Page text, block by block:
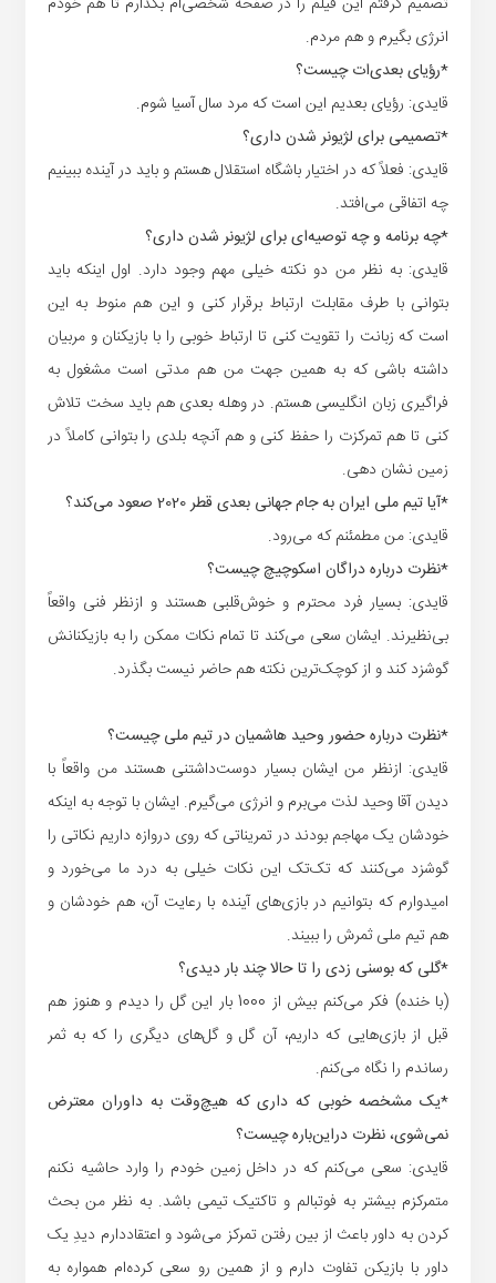
انرژی بگیرم و هم مردم.
*رؤیای بعدی‌ات چیست؟
قایدی: رؤیای بعدیم این است که مرد سال آسیا شوم.
*تصمیمی برای لژیونر شدن داری؟
قایدی: فعلاً که در اختیار باشگاه استقلال هستم و باید در آینده ببینیم
چه اتفاقی می‌افتد.
*چه برنامه و چه توصیه‌ای برای لژیونر شدن داری؟
قایدی: به نظر من دو نکته خیلی مهم وجود دارد. اول اینکه باید
بتوانی با طرف مقابلت ارتباط برقرار کنی و این هم منوط به این
است که زبانت را تقویت کنی تا ارتباط خوبی را با بازیکنان و مربیان
داشته باشی که به همین جهت من هم مدتی است مشغول به
فراگیری زبان انگلیسی هستم. در وهله بعدی هم باید سخت تلاش
کنی تا هم تمرکزت را حفظ کنی و هم آنچه بلدی را بتوانی کاملاً در
زمین نشان دهی.
*آیا تیم ملی ایران به جام جهانی بعدی قطر 2020 صعود می‌کند؟
قایدی: من مطمئنم که می‌رود.
*نظرت درباره دراگان اسکوچیچ چیست؟
قایدی: بسیار فرد محترم و خوش‌قلبی هستند و ازنظر فنی واقعاً
بی‌نظیرند. ایشان سعی می‌کند تا تمام نکات ممکن را به بازیکنانش
گوشزد کند و از کوچک‌ترین نکته هم حاضر نیست بگذرد.
*نظرت درباره حضور وحید هاشمیان در تیم ملی چیست؟
قایدی: ازنظر من ایشان بسیار دوست‌داشتنی هستند من واقعاً با
دیدن آقا وحید لذت می‌برم و انرژی می‌گیرم. ایشان با توجه به اینکه
خودشان یک مهاجم بودند در تمریناتی که روی دروازه داریم نکاتی را
گوشزد می‌کنند که تک‌تک این نکات خیلی به درد ما می‌خورد و
امیدوارم که بتوانیم در بازی‌های آینده با رعایت آن، هم خودشان و
هم تیم ملی ثمرش را ببیند.
*گلی که بوسنی زدی را تا حالا چند بار دیدی؟
(با خنده) فکر می‌کنم بیش از 1000 بار این گل را دیدم و هنوز هم
قبل از بازی‌هایی که داریم، آن گل و گل‌های دیگری را که به ثمر
رساندم را نگاه می‌کنم.
*یک مشخصه خوبی که داری که هیچ‌وقت به داوران معترض
نمی‌شوی، نظرت دراین‌باره چیست؟
قایدی: سعی می‌کنم که در داخل زمین خودم را وارد حاشیه نکنم
متمرکزم بیشتر به فوتبالم و تاکتیک تیمی باشد. به نظر من بحث
کردن به داور باعث از بین رفتن تمرکز می‌شود و اعتقاددارم دیدِ یک
داور با بازیکن تفاوت دارم و از همین رو سعی کرده‌ام همواره به